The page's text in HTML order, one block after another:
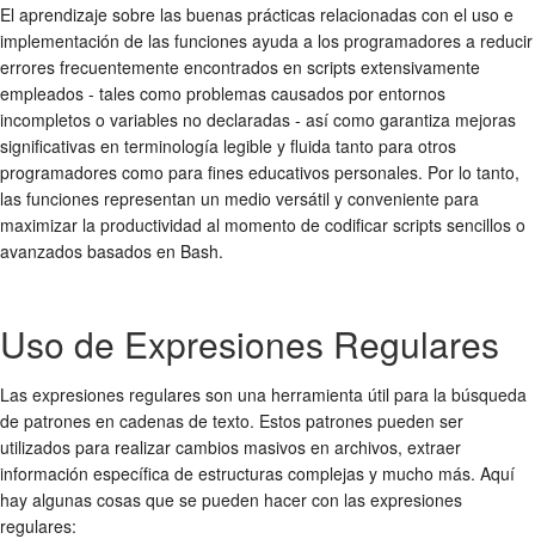
El aprendizaje sobre las buenas prácticas relacionadas con el uso e
implementación de las funciones ayuda a los programadores a reducir
errores frecuentemente encontrados en scripts extensivamente
empleados - tales como problemas causados ​​por entornos
incompletos o variables no declaradas - así como garantiza mejoras
significativas en terminología legible y fluida tanto para otros
programadores como para fines educativos personales. Por lo tanto,
las funciones representan un medio versátil y conveniente para
maximizar la productividad al momento de codificar scripts sencillos o
avanzados basados​​ en Bash.
Uso de Expresiones Regulares
Las expresiones regulares son una herramienta útil para la búsqueda
de patrones en cadenas de texto. Estos patrones pueden ser
utilizados para realizar cambios masivos en archivos, extraer
información específica de estructuras complejas y mucho más. Aquí
hay algunas cosas que se pueden hacer con las expresiones
regulares: